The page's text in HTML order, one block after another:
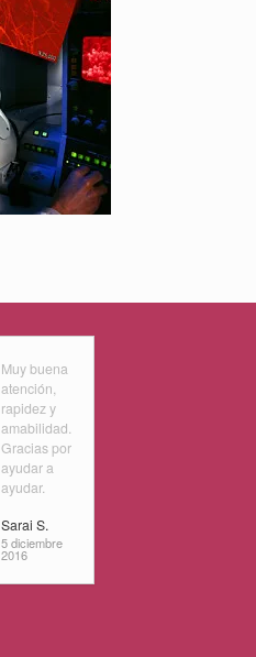
Muy buena
atención,
rapidez y
amabilidad.
Gracias por
ayudar a
ayudar.
Sarai S.
5 diciembre
2016